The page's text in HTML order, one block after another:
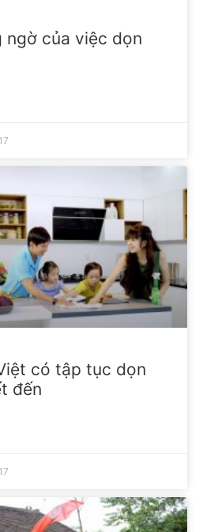
ngờ của việc dọn
có tập tục dọn
đến